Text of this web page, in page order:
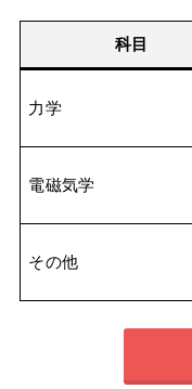
科目
力学
電磁気学
その他